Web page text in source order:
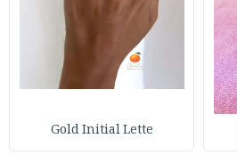
Gold Initial Lette